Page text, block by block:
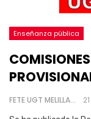
Enseñanza pública
FETE UGT MELILLA